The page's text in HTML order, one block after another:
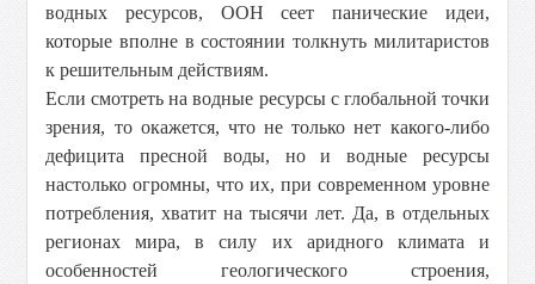
водных ресурсов, ООН сеет панические идеи,
которые вполне в состоянии толкнуть милитаристов
к решительным действиям.
Если смотреть на водные ресурсы с глобальной точки
зрения, то окажется, что не только нет какого-либо
дефицита пресной воды, но и водные ресурсы
настолько огромны, что их, при современном уровне
потребления, хватит на тысячи лет. Да, в отдельных
регионах мира, в силу их аридного климата и
особенностей геологического строения,